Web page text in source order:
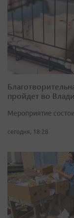
пройдет во
Мероприятие
сегодня, 18:28